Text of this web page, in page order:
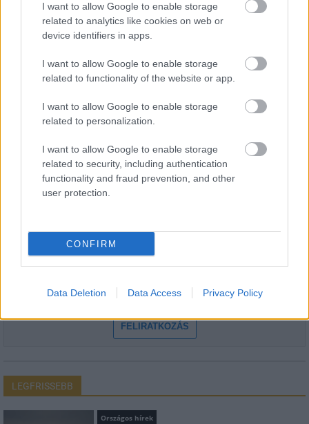
I want to allow Google to enable storage
related to analytics like cookies on web or
device identifiers in apps.
I want to allow Google to enable storage
related to functionality of the website or app.
I want to allow Google to enable storage
related to personalization.
I want to allow Google to enable storage
related to security, including authentication
functionality and fraud prevention, and other
user protection.
CONFIRM
Data Deletion Data Access Privacy Policy
M1 bővítés: már zajlik a teljesen új
Bicske Kelet csomópont építése
HÍRLEVÉL
Feliratkozom a hírlevélre és elfogadom az
szabályzatot!
FELIRATKOZÁS
LEGFRISSEBB
Országos hírek